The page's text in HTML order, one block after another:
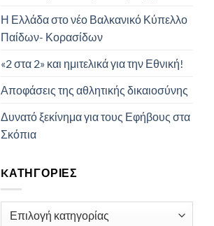
Η Ελλάδα στο νέο Βαλκανικό Κύπελλο
Παίδων- Κορασίδων
«2 στα 2» και ημιτελικά για την Εθνική!
Αποφάσεις της αθλητικής δικαιοσύνης
Δυνατό ξεκίνημα για τους Εφήβους στα
Σκόπια
KΑΤΗΓΟΡΊΕΣ
Kατηγορίες